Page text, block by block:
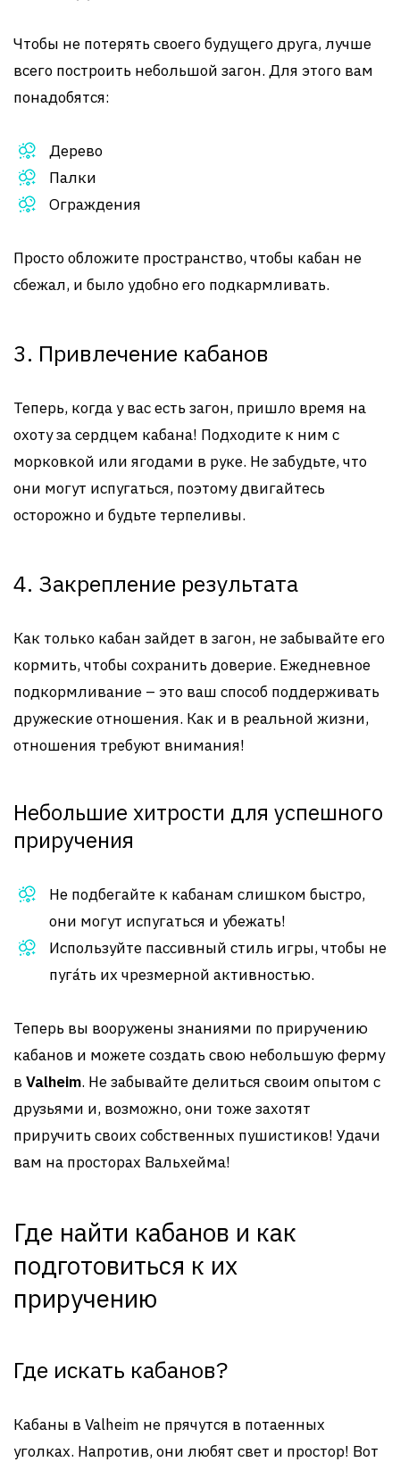
Чтобы не потерять своего будущего друга, лучше
всего построить небольшой загон. Для этого вам
понадобятся:
Дерево
Палки
Ограждения
Просто обложите пространство, чтобы кабан не
сбежал, и было удобно его подкармливать.
3. Привлечение кабанов
Теперь, когда у вас есть загон, пришло время на
охоту за сердцем кабана! Подходите к ним с
морковкой или ягодами в руке. Не забудьте, что
они могут испугаться, поэтому двигайтесь
осторожно и будьте терпеливы.
4. Закрепление результата
Как только кабан зайдет в загон, не забывайте его
кормить, чтобы сохранить доверие. Ежедневное
подкормливание – это ваш способ поддерживать
дружеские отношения. Как и в реальной жизни,
отношения требуют внимания!
Небольшие хитрости для успешного
приручения
Не подбегайте к кабанам слишком быстро,
они могут испугаться и убежать!
Используйте пассивный стиль игры, чтобы не
пуга́ть их чрезмерной активностью.
Теперь вы вооружены знаниями по приручению
кабанов и можете создать свою небольшую ферму
вValheim. Не забывайте делиться своим опытом с
друзьями и, возможно, они тоже захотят
приручить своих собственных пушистиков! Удачи
вам на просторах Вальхейма!
Где найти кабанов и как
подготовиться к их
приручению
Где искать кабанов?
Кабаны в Valheim не прячутся в потаенных
уголках. Напротив, они любят свет и простор! Вот